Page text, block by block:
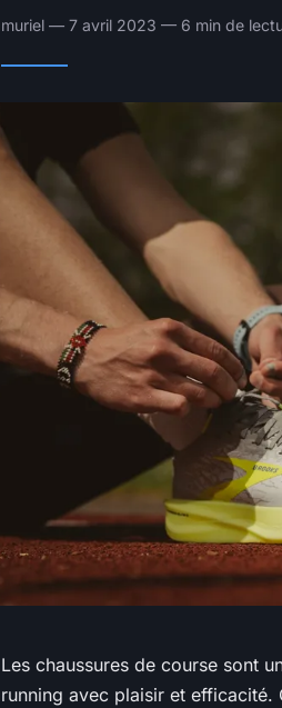
muriel — 7 avril 2023 — 6 min de
Les chaussures de course sont
running avec plaisir et efficacité.